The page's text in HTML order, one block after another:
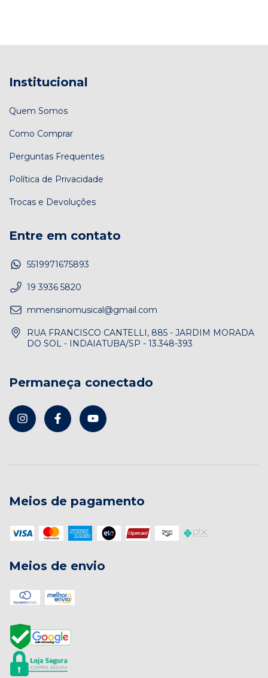
Institucional
Quem Somos
Como Comprar
Perguntas Frequentes
Política de Privacidade
Trocas e Devoluções
Entre em contato
5519971675893
19 3936 5820
mmensinomusical@gmail.com
RUA FRANCISCO CANTELLI, 885 - JARDIM MORADA
DO SOL - INDAIATUBA/SP - 13.348-393
Permaneça conectado
Meios de pagamento
Meios de envio